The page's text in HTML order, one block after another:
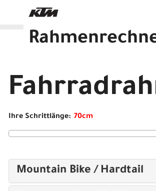
Ihre Schrittlänge:
Mountain Bike / Hardtail